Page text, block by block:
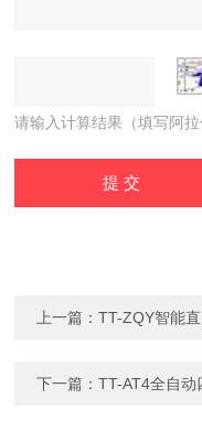
请输入计算结果（填写阿
上一篇：TT-ZQY智能
下一篇：TT-AT4全自动